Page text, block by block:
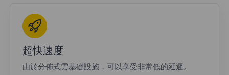
超快速度
由於分佈式雲基礎設施，可以享受非常低的延遲。